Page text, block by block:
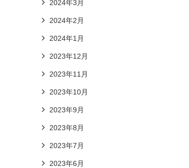
2024年3月
2024年2月
2024年1月
2023年12月
2023年11月
2023年10月
2023年9月
2023年8月
2023年7月
2023年6月